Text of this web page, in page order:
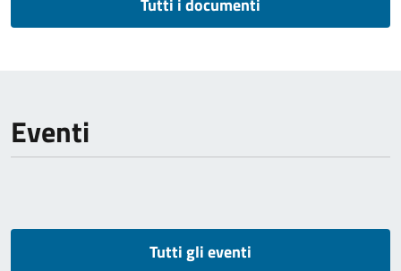
Eventi
Tutti gli eventi